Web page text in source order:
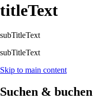
titleText
subTitleText
subTitleText
Skip to main content
Suchen & buchen